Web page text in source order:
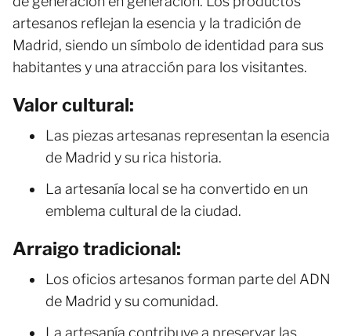
artesanos reflejan la esencia y la tradición de
Madrid, siendo un símbolo de identidad para sus
habitantes y una atracción para los visitantes.
Valor cultural:
Las piezas artesanas representan la esencia
de Madrid y su rica historia.
La artesanía local se ha convertido en un
emblema cultural de la ciudad.
Arraigo tradicional:
Los oficios artesanos forman parte del ADN
de Madrid y su comunidad.
La artesanía contribuye a preservar las